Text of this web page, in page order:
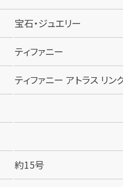
宝石・ジュエリー
ティファニー
ティファニー アトラス リン
約15号